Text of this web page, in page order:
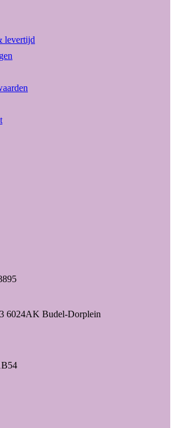
levertijd
6024AK Budel-Dorplein